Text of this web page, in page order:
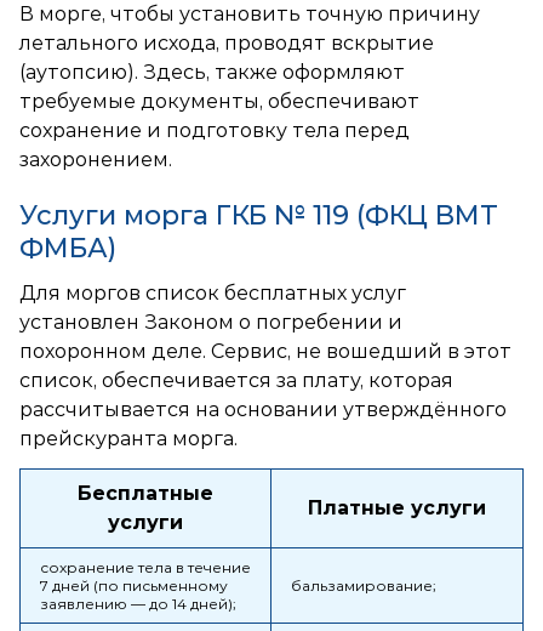
В морге, чтобы установить точную причину
летального исхода, проводят вскрытие
(аутопсию). Здесь, также оформляют
требуемые документы, обеспечивают
сохранение и подготовку тела перед
захоронением.
Услуги морга ГКБ № 119 (ФКЦ ВМТ
ФМБА)
Для моргов список бесплатных услуг
установлен Законом о погребении и
похоронном деле. Сервис, не вошедший в этот
список, обеспечивается за плату, которая
рассчитывается на основании утверждённого
прейскуранта морга.
Бесплатные
услуги
Платные услуги
сохранение тела в течение
7 дней (по письменному
заявлению — до 14 дней);
бальзамирование;